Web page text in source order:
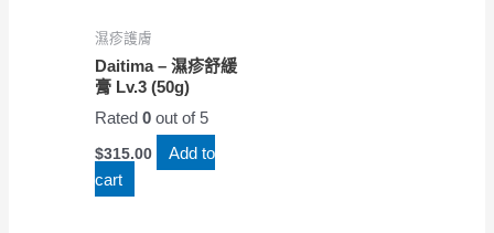
濕疹護膚
Daitima – 濕疹舒緩
膏 Lv.3 (50g)
Rated0 out of 5
$315.00
Add to
cart